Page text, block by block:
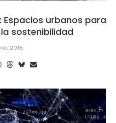
Espacios urbanos para
sostenibilidad
2016